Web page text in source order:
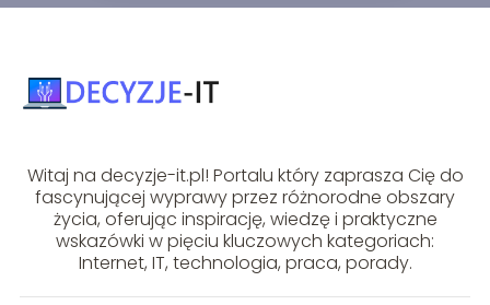
Witaj na decyzje-it.pl! Portalu który zaprasza Cię do
fascynującej wyprawy przez różnorodne obszary
życia, oferując inspirację, wiedzę i praktyczne
wskazówki w pięciu kluczowych kategoriach:
Internet, IT, technologia, praca, porady.